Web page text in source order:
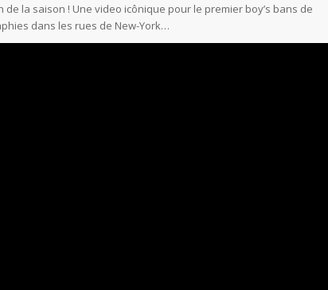
la saison ! Une video icônique pour le premier boy’s bans de
dans les rues de New-York…